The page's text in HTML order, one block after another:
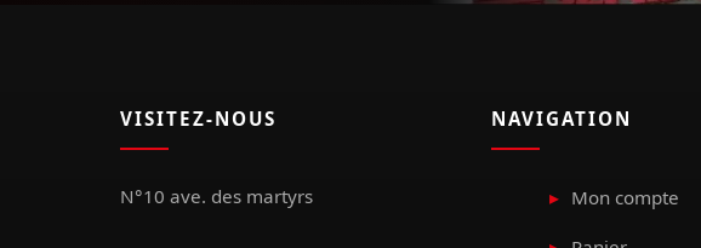
VISITEZ-NOUS
N°10 ave. des martyrs
NAVIGATION
Mon compte